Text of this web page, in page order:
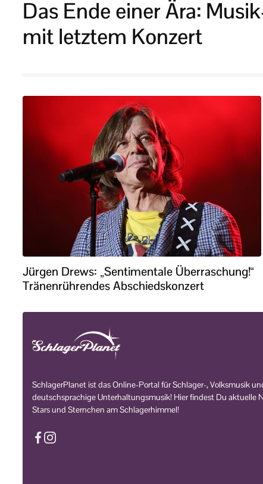
Das Ende einer Ära:
mit letztem Konzert
Jürgen Drews: „Sentimentale Überraschung!“
Tränenrührendes Abschiedskonzert
SchlagerPlanet ist das Online-Portal für Schlager-, Volksmusik
deutschsprachige Unterhaltungsmusik! Hier findest Du aktuelle
Stars und Sternchen am Schlagerhimmel!